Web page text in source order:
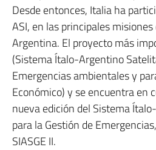
Desde entonces, Italia ha
ASI, en las principales
Argentina. El proyecto más
(Sistema Ítalo-Argentino
Emergencias ambientales y
Económico) y se encuentra en
nueva edición del Sistema
para la Gestión de
SIASGE II.